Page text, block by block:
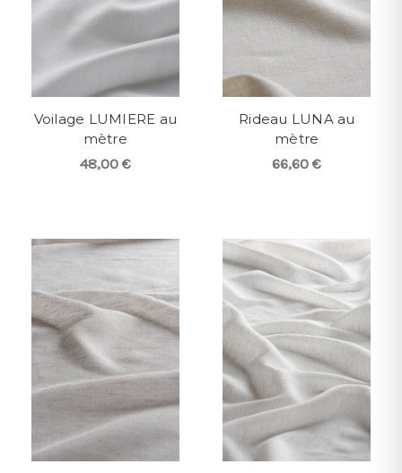
Voilage LUMIERE au
mètre
48,00 €
Rideau LUNA au
mètre
66,60 €